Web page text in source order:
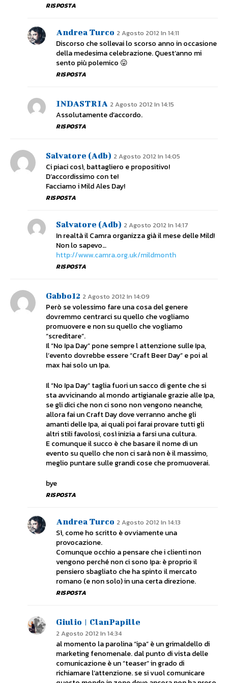
RISPOSTA
Andrea Turco 2 Agosto 2012 In 14:11
Discorso che sollevai lo scorso anno in occasione
della medesima celebrazione. Quest’anno mi
sento più polemico 😛
RISPOSTA
INDASTRIA 2 Agosto 2012 In 14:15
Assolutamente d’accordo.
RISPOSTA
Salvatore (adb) 2 Agosto 2012 In 14:05
Ci piaci così, battagliero e propositivo!
D’accordissimo con te!
Facciamo i Mild Ales Day!
RISPOSTA
Salvatore (adb) 2 Agosto 2012 In 14:17
In realtà il Camra organizza già il mese delle Mild!
Non lo sapevo…
http://www.camra.org.uk/mildmonth
RISPOSTA
Gabbo12 2 Agosto 2012 In 14:09
Però se volessimo fare una cosa del genere
dovremmo centrarci su quello che vogliamo
promuovere e non su quello che vogliamo
“screditare”.
Il “No Ipa Day” pone sempre l attenzione sulle Ipa,
l’evento dovrebbe essere “Craft Beer Day” e poi al
max hai solo un Ipa.
Il “No Ipa Day” taglia fuori un sacco di gente che si
sta avvicinando al mondo artigianale grazie alle Ipa,
se gli dici che non ci sono non vengono neanche,
allora fai un Craft Day dove verranno anche gli
amanti delle Ipa, ai quali poi farai provare tutti gli
altri stili favolosi, così inizia a farsi una cultura.
E comunque il succo è che basare il nome di un
evento su quello che non ci sarà non è il massimo,
meglio puntare sulle grandi cose che promuoverai.
bye
RISPOSTA
Andrea Turco 2 Agosto 2012 In 14:13
Sì, come ho scritto è ovviamente una
provocazione.
Comunque occhio a pensare che i clienti non
vengono perché non ci sono Ipa: è proprio il
pensiero sbagliato che ha spinto il mercato
romano (e non solo) in una certa direzione.
RISPOSTA
Giulio | ClanPapille
2 Agosto 2012 In 14:34
al momento la parolina “ipa” è un grimaldello di
marketing fenomenale. dal punto di vista delle
comunicazione è un “teaser” in grado di
richiamare l’attenzione. se si vuol comunicare